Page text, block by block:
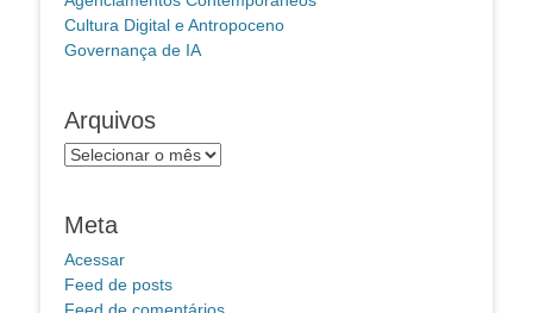
Cultura Digital e Antropoceno
Governança de IA
Arquivos
Arquivos
Meta
Acessar
Feed de posts